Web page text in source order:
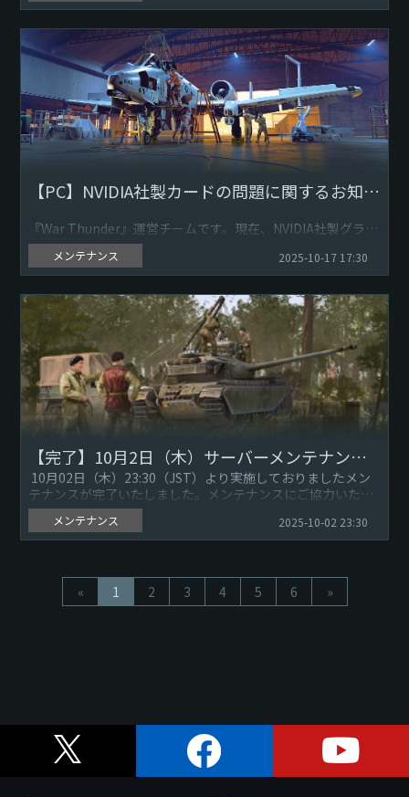
『War Thunder』ゲ...
【PC】NVIDIA社製カードの問題に関するお知らせ
『War Thunder』運営チームです。現在、NVIDIA社製グラフ
ィックスボード・ビデオカードを搭載したパソコンでプレイ
中、一部のプレイヤーでゲームのフリーズやクラッシュす...
メンテナンス 2025-10-17 17:30
【完了】10月2日（木）サーバーメンテナンスのお知らせ
10月02日（木）23:30（JST）より実施しておりましたメン
テナンスが完了いたしました。メンテナンスにご協力いただ
きありがとうございました。 ...
メンテナンス 2025-10-02 23:30
« 1 2 3 4 5 6 »